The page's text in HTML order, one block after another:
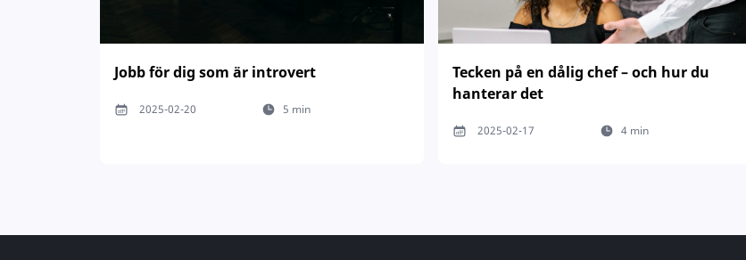
Jobb för dig som är introvert
2025-02-20 5 min
Tecken på en dålig chef – och hur du
hanterar det
2025-02-17 4 min